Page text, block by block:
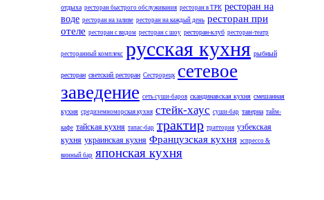
отдыха ресторан быстрого обслуживания ресторан в ТРК ресторан на
воде ресторан на заливе ресторан на каждый день ресторан при
отеле ресторан с видом ресторан с шоу ресторан-клуб ресторан-театр
ресторанный комплекс русская кухня рыбный
ресторан светский ресторан Сестрорецк сетевое
заведение сеть суши-баров скандинавская кухня смешанная
кухня средиземноморская кухня стейк-хаус суши-бар таверна тайм-
кафе тайская кухня тапас-бар трактир траттория узбекская
кухня украинская кухня Французская кухня эспрессо &
винный бар японская кухня